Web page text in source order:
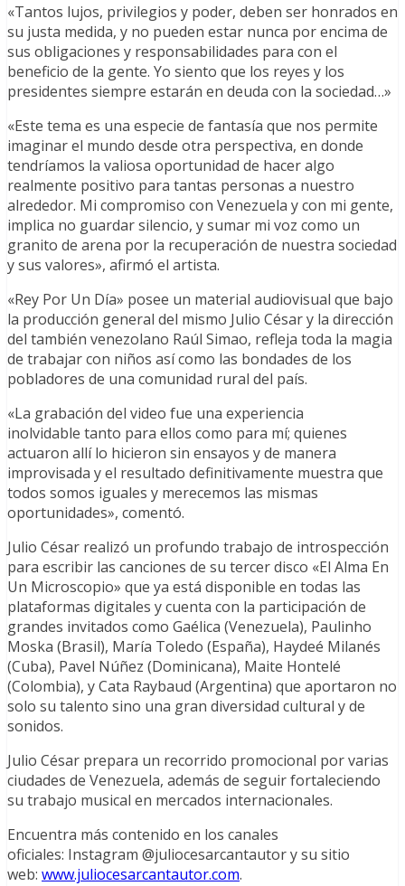
«Tantos lujos, privilegios y poder, deben ser honrados en
su justa medida, y no pueden estar nunca por encima de
sus obligaciones y responsabilidades para con el
beneficio de la gente. Yo siento que los reyes y los
presidentes siempre estarán en deuda con la sociedad…»
«Este tema es una especie de fantasía que nos permite
imaginar el mundo desde otra perspectiva, en donde
tendríamos la valiosa oportunidad de hacer algo
realmente positivo para tantas personas a nuestro
alrededor. Mi compromiso con Venezuela y con mi gente,
implica no guardar silencio, y sumar mi voz como un
granito de arena por la recuperación de nuestra sociedad
y sus valores», afirmó el artista.
«Rey Por Un Día» posee un material audiovisual que bajo
la producción general del mismo Julio César y la dirección
del también venezolano Raúl Simao, refleja toda la magia
de trabajar con niños así como las bondades de los
pobladores de una comunidad rural del país.
«La grabación del video fue una experiencia
inolvidable tanto para ellos como para mí; quienes
actuaron allí lo hicieron sin ensayos y de manera
improvisada y el resultado definitivamente muestra que
todos somos iguales y merecemos las mismas
oportunidades», comentó.
Julio César realizó un profundo trabajo de introspección
para escribir las canciones de su tercer disco «El Alma En
Un Microscopio» que ya está disponible en todas las
plataformas digitales y cuenta con la participación de
grandes invitados como Gaélica (Venezuela), Paulinho
Moska (Brasil), María Toledo (España), Haydeé Milanés
(Cuba), Pavel Núñez (Dominicana), Maite Hontelé
(Colombia), y Cata Raybaud (Argentina) que aportaron no
solo su talento sino una gran diversidad cultural y de
sonidos.
Julio César prepara un recorrido promocional por varias
ciudades de Venezuela, además de seguir fortaleciendo
su trabajo musical en mercados internacionales.
Encuentra más contenido en los canales
oficiales: Instagram @juliocesarcantautor y su sitio
web: www.juliocesarcantautor.com.